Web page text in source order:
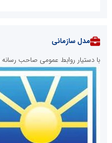
روابط عمومی خبرگزاری گزارش
مدل سازمانی
با دستیار روابط عمومی صاحب